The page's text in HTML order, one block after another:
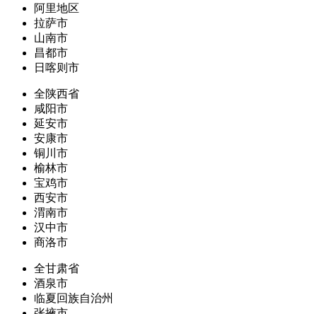
阿里地区
拉萨市
山南市
昌都市
日喀则市
全陕西省
咸阳市
延安市
安康市
铜川市
榆林市
宝鸡市
西安市
渭南市
汉中市
商洛市
全甘肃省
酒泉市
临夏回族自治州